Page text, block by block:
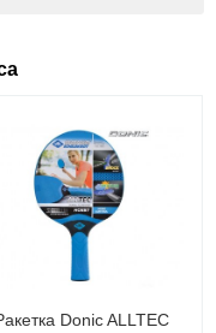
Donic ALLTEC